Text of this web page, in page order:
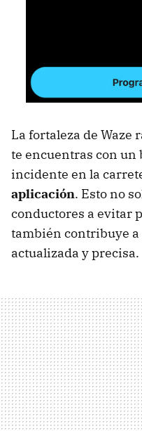
La fortaleza de Waze
te encuentras con un
incidente en la
aplicación. Esto no
conductores a evitar
también contribuye
actualizada y precisa.